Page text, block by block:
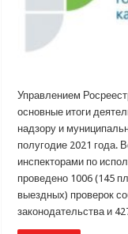
Управлением
основные итоги
надзору и
полугодие 2021 года.
инспекторами по
проведено 1006 (145
выездных) проверок
законодательства и